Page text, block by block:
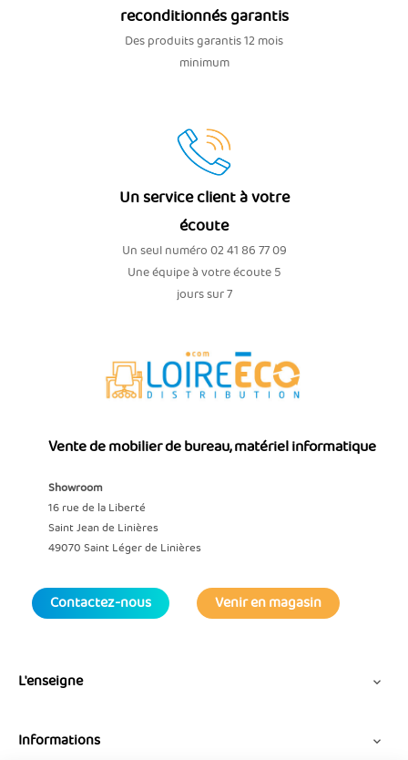
reconditionnés garantis
Des produits garantis 12 mois
minimum
Un service client à votre
écoute
Un seul numéro 02 41 86 77 09
Une équipe à votre écoute 5
jours sur 7
Vente de mobilier de bureau, matériel informatique
Showroom
16 rue de la Liberté
Saint Jean de Linières
49070 Saint Léger de Linières
Contactez-nous Venir en magasin
L'enseigne 
Informations 